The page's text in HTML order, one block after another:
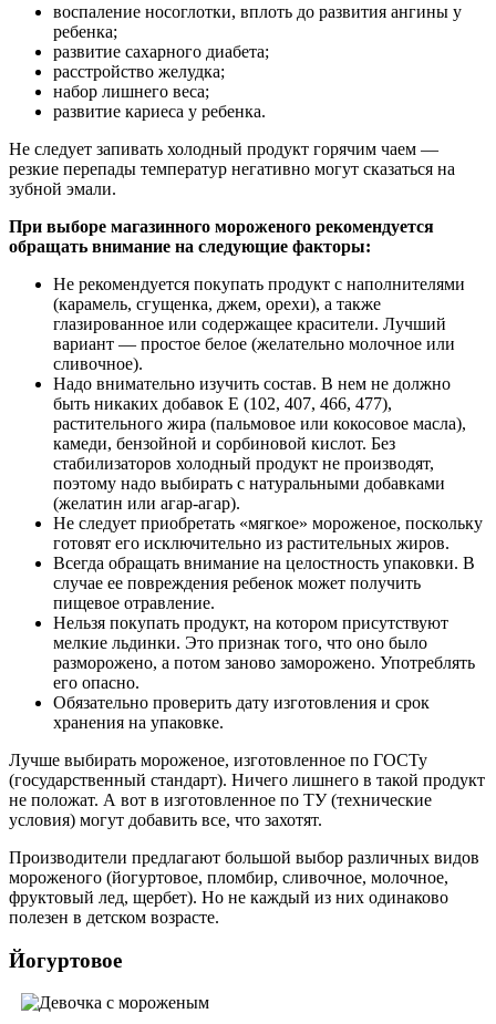
воспаление носоглотки, вплоть до развития ангины у
ребенка;
развитие сахарного диабета;
расстройство желудка;
набор лишнего веса;
развитие кариеса у ребенка.
Не следует запивать холодный продукт горячим чаем —
резкие перепады температур негативно могут сказаться на
зубной эмали.
При выборе магазинного мороженого рекомендуется
обращать внимание на следующие факторы:
Не рекомендуется покупать продукт с наполнителями
(карамель, сгущенка, джем, орехи), а также
глазированное или содержащее красители. Лучший
вариант — простое белое (желательно молочное или
сливочное).
Надо внимательно изучить состав. В нем не должно
быть никаких добавок E (102, 407, 466, 477),
растительного жира (пальмовое или кокосовое масла),
камеди, бензойной и сорбиновой кислот. Без
стабилизаторов холодный продукт не производят,
поэтому надо выбирать с натуральными добавками
(желатин или агар-агар).
Не следует приобретать «мягкое» мороженое, поскольку
готовят его исключительно из растительных жиров.
Всегда обращать внимание на целостность упаковки. В
случае ее повреждения ребенок может получить
пищевое отравление.
Нельзя покупать продукт, на котором присутствуют
мелкие льдинки. Это признак того, что оно было
разморожено, а потом заново заморожено. Употреблять
его опасно.
Обязательно проверить дату изготовления и срок
хранения на упаковке.
Лучше выбирать мороженое, изготовленное по ГОСТу
(государственный стандарт). Ничего лишнего в такой продукт
не положат. А вот в изготовленное по ТУ (технические
условия) могут добавить все, что захотят.
Производители предлагают большой выбор различных видов
мороженого (йогуртовое, пломбир, сливочное, молочное,
фруктовый лед, щербет). Но не каждый из них одинаково
полезен в детском возрасте.
Йогуртовое